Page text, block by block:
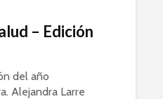
– Edición
del año
Alejandra Larre